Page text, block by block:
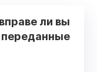
ли вы
переданные